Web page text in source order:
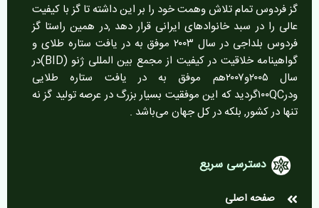
گز فردوس تمام تلاش وهمت خود را بر این داشته تا گز با کیفیت
عالی را در سبد خانوادهای ایرانی قرار دهد ,در همین راستا گز
فردوس بلداجی در سال ۲۰۰۳ موفق به در یافت ستاره طلای و
گواهینامه خلاقیت در کیفیت از مجمع بین المللی ژنو (BID)در
سال ۲۰۰۵و۲۰۰۷هم موفق به در یافت ستاره طلایی
ودر۱۰۰QCگردید که این موفقیت بسیار بزرگ در عرصه تولید گز نه
تنها در کشور, بلکه در کل جهان می‌باشد .
دسترسی سریع
صفحه اصلی